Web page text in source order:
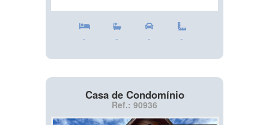
- - - -
Casa de Condomínio
Ref.: 90936